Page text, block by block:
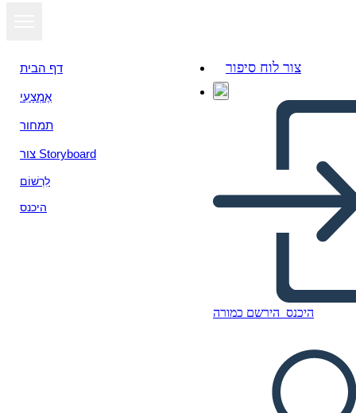
דף הבית
אֶמְצָעִי
תמחור
צור Storyboard
לִרְשׁוֹם
היכנס
צור לוח סיפור
היכנס הירשם כמורה
Caratteri di Amal Unbound